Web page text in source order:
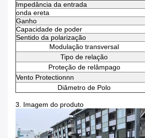
Impedância da entrada
onda ereta
Ganho
Capacidade de poder
Sentido da polarização
Modulação transversal
Tipo de relação
Proteção de relâmpago
Vento Protectionnn
Diâmetro de Polo
3. Imagem do produto